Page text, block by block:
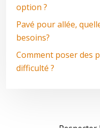
option ?
Pavé pour allée,
besoins?
Comment poser des
difficulté ?